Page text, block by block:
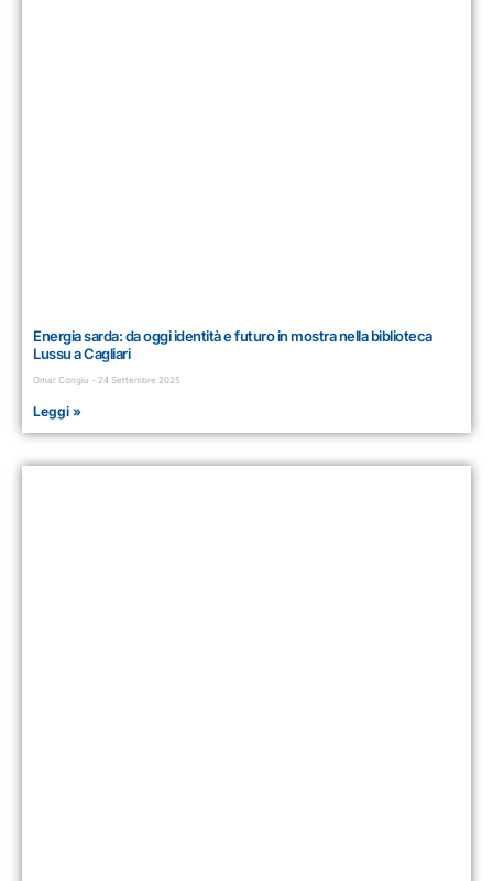
Energia sarda: da oggi identità e futuro in mostra nella biblioteca
Lussu a Cagliari
Omar Congiu 24 Settembre 2025
Leggi »